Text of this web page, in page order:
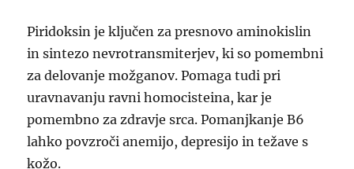
Piridoksin je ključen za presnovo aminokislin
in sintezo nevrotransmiterjev, ki so pomembni
za delovanje možganov. Pomaga tudi pri
uravnavanju ravni homocisteina, kar je
pomembno za zdravje srca. Pomanjkanje B6
lahko povzroči anemijo, depresijo in težave s
kožo.